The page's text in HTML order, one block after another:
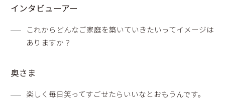
インタビューアー
これからどんなご家庭を築いていきたいってイメージは
ありますか？
奥さま
楽しく毎日笑ってすごせたらいいなとおもうんです。